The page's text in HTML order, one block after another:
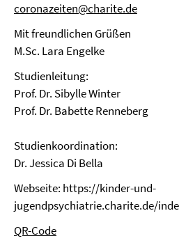
coronazeiten@charite.de
Mit freundlichen Grüßen
M.Sc. Lara Engelke
Studienleitung:
Prof. Dr. Sibylle Winter
Prof. Dr. Babette Renneberg
Studienkoordination:
Dr. Jessica Di Bella
Webseite: https://kinder-und-
jugendpsychiatrie.charite.de/
QR-Code